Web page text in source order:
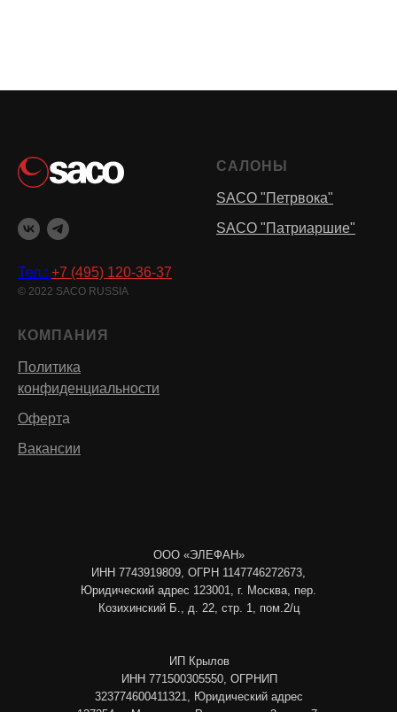
Тел.: +7 (495) 120-36-37
© 2022 SACO RUSSIA
САЛОНЫ
SACO "Петрвока"
SACO "Патриаршие"
КОМПАНИЯ
Политика
конфиденциальности
Оферта
Вакансии
ООО «ЭЛЕФАН»
ИНН 7743919809, ОГРН 1147746272673,
Юридический адрес 123001, г. Москва, пер.
Козихинский Б., д. 22, стр. 1, пом.2/ц
ИП Крылов
ИНН 771500305550, ОГРНИП
323774600411321, Юридический адрес